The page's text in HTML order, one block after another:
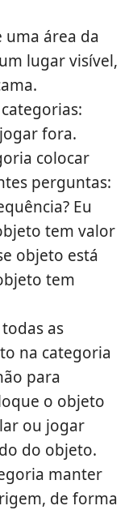
uma área da
lugar visível,
fora.
colocar
perguntas:
Eu
tem valor
objeto está
tem
as
na categoria
para
o objeto
ou jogar
do objeto.
manter
de forma